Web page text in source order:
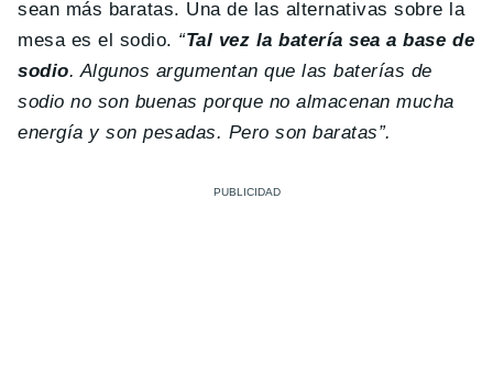
sean más baratas. Una de las alternativas sobre la
mesa es el sodio. “Tal vez la batería sea a base de
sodio. Algunos argumentan que las baterías de
sodio no son buenas porque no almacenan mucha
energía y son pesadas. Pero son baratas”.